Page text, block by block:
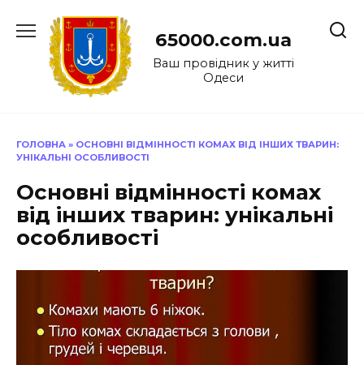
до
65000.com.ua
Ваш провідник у житті
Одеси
ГОЛОВНА » ОСНОВНІ ВІДМІННОСТІ КОМАХ ВІД ІНШИХ ТВАРИН:
УНІКАЛЬНІ ОСОБЛИВОСТІ
Основні відмінності комах
від інших тварин: унікальні
особливості